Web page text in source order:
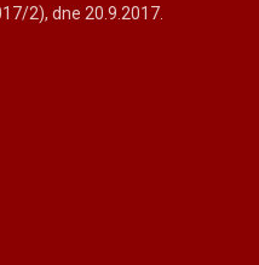
2), dne 20.9.2017.